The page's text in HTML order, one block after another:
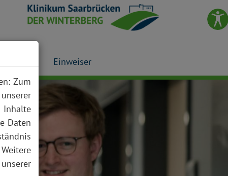
Einweiser
Zum
Inhalte
Daten